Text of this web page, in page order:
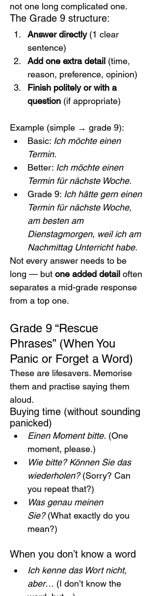
not one long complicated one.
The Grade 9 structure:
Answer directly (1 clear
sentence)
Add one extra detail (time,
reason, preference, opinion)
Finish politely or with a
question (if appropriate)
Example (simple → grade 9):
Basic: Ich möchte einen
Termin.
Better: Ich möchte einen
Termin für nächste Woche.
Grade 9: Ich hätte gern einen
Termin für nächste Woche,
am besten am
Dienstagmorgen, weil ich am
Nachmittag Unterricht habe.
Not every answer needs to be
long — but one added detail often
separates a mid-grade response
from a top one.
Grade 9 “Rescue
Phrases” (When You
Panic or Forget a Word)
These are lifesavers. Memorise
them and practise saying them
aloud.
Buying time (without sounding
panicked)
Einen Moment bitte. (One
moment, please.)
Wie bitte? Können Sie das
wiederholen? (Sorry? Can
you repeat that?)
Was genau meinen
Sie? (What exactly do you
mean?)
When you don’t know a word
Ich kenne das Wort nicht,
aber… (I don’t know the